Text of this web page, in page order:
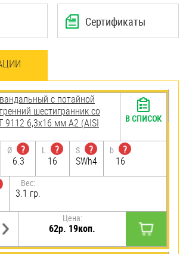
Сертификаты
с потайной
шестигранник со
9112 6,3х16 мм А2 (AISI
Ø
?
6.3
L
?
16
S
?
SWh4
b
?
16
Вес:
3.1 гр.
Цена:
62р. 19коп.
В СПИСОК